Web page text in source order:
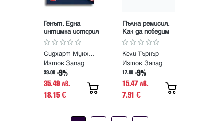
Генът. Една
интимна история
Сидхарт Мукхърджи
Изток Запад
39.00 -9%
35.49 лв.
18.15 €
Пълна ремисия.
Как да победим
рака напук на
всичко
Кели Търнър
Изток Запад
17.00 -9%
15.47 лв.
7.91 €